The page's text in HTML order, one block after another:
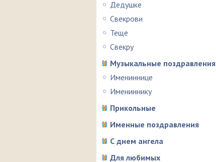
Дедушке
Свекрови
Теще
Свекру
Музыкальные поздравления
Имениннице
Имениннику
Прикольные
Именные поздравления
С днем ангела
Для любимых